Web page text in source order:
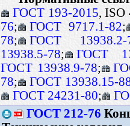
ГОСТ 193-2015,
76; ГОСТ 9717.1-82;
78;
ГОСТ 13938.2-
13938.5-78;
ГОСТ
ГОСТ 13938.9-78;
78;
ГОСТ 13938.15-
ГОСТ 24231-80;
ГОСТ 212-76